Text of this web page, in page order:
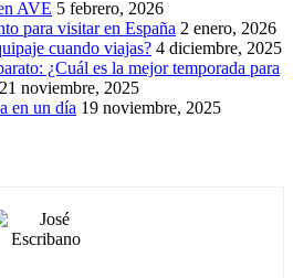
AVE 5 febrero, 2026
para visitar en España 2 enero, 2026
cuando viajas? 4 diciembre, 2025
¿Cuál es la mejor temporada para
21 noviembre, 2025
en un día 19 noviembre, 2025